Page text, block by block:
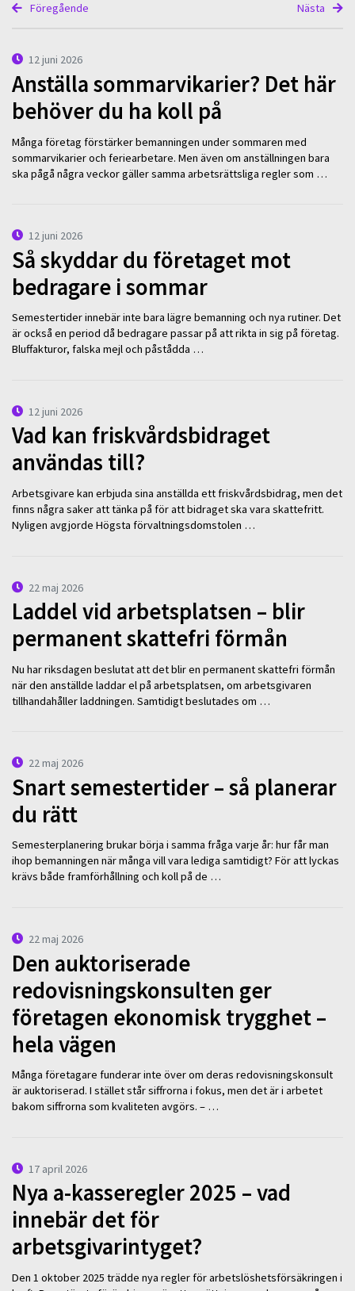
Föregående Nästa
12 juni 2026
Anställa sommarvikarier? Det här
behöver du ha koll på
Många företag förstärker bemanningen under sommaren med
sommarvikarier och feriearbetare. Men även om anställningen bara
ska pågå några veckor gäller samma arbetsrättsliga regler som …
12 juni 2026
Så skyddar du företaget mot
bedragare i sommar
Semestertider innebär inte bara lägre bemanning och nya rutiner. Det
är också en period då bedragare passar på att rikta in sig på företag.
Bluffakturor, falska mejl och påstådda …
12 juni 2026
Vad kan friskvårdsbidraget
användas till?
Arbetsgivare kan erbjuda sina anställda ett friskvårdsbidrag, men det
finns några saker att tänka på för att bidraget ska vara skattefritt.
Nyligen avgjorde Högsta förvaltningsdomstolen …
22 maj 2026
Laddel vid arbetsplatsen – blir
permanent skattefri förmån
Nu har riksdagen beslutat att det blir en permanent skattefri förmån
när den anställde laddar el på arbetsplatsen, om arbetsgivaren
tillhandahåller laddningen. Samtidigt beslutades om …
22 maj 2026
Snart semestertider – så planerar
du rätt
Semesterplanering brukar börja i samma fråga varje år: hur får man
ihop bemanningen när många vill vara lediga samtidigt? För att lyckas
krävs både framförhållning och koll på de …
22 maj 2026
Den auktoriserade
redovisningskonsulten ger
företagen ekonomisk trygghet –
hela vägen
Många företagare funderar inte över om deras redovisningskonsult
är auktoriserad. I stället står siffrorna i fokus, men det är i arbetet
bakom siffrorna som kvaliteten avgörs. – …
17 april 2026
Nya a-kasseregler 2025 – vad
innebär det för
arbetsgivarintyget?
Den 1 oktober 2025 trädde nya regler för arbetslöshetsförsäkringen i